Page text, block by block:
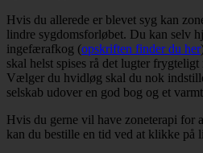
Hvis du allerede er blevet syg kan
lindre sygdomsforløbet. Du kan selv
ingefærafkog (opskriften finder du her
skal helst spises rå det lugter
Vælger du hvidløg skal du nok
selskab udover en god bog og et
Hvis du gerne vil have zoneterapi for
kan du bestille en tid ved at klikke på